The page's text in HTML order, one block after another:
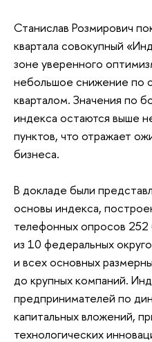
Станислав Розмирович
квартала совокупный
зоне уверенного
небольшое снижение по
кварталом. Значения по
индекса остаются выше
пунктов, что отражает
бизнеса.
В докладе были
основы индекса,
телефонных опросов
из 10 федеральных
и всех основных
до крупных компаний.
предпринимателей по
капитальных вложений,
технологических